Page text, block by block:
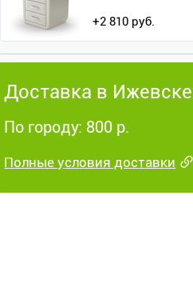
+2 810 руб.
Доставка в Ижевске
По городу: 800 р.
Полные условия доставки